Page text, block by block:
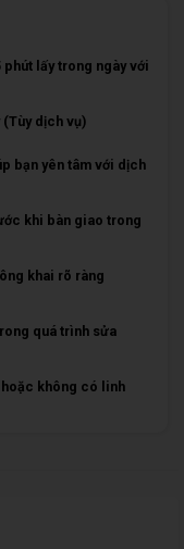
lấy trong ngày với
(Tùy dịch vụ)
bạn yên tâm với dịch
khi bàn giao trong
khai rõ ràng
quá trình sửa
hoặc không có linh